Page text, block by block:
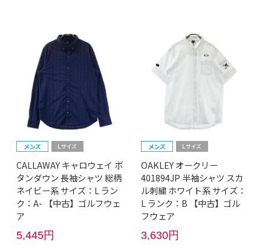
CALLAWAY キャロウェイ ボ
タンダウン 長袖シャツ 総柄
ネイビー系 サイズ：L ラン
ク：A- 【中古】ゴルフウェ
ア
5,445円
OAKLEY オークリー
401894JP 半袖シャツ スカ
ル刺繍 ホワイト系 サイズ：
L ランク：B 【中古】ゴル
フウェア
3,630円